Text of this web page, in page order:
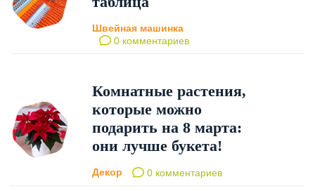
Швейная машинка
0 комментариев
Комнатные растения,
которые можно
подарить на 8 марта:
они лучше букета!
Декор 0 комментариев